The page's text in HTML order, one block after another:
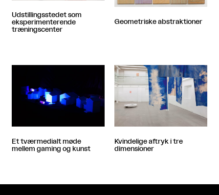
Udstillingsstedet som
eksperimenterende
træningscenter
Geometriske abstraktioner
Et tværmedialt møde
mellem gaming og kunst
Kvindelige aftryk i tre
dimensioner